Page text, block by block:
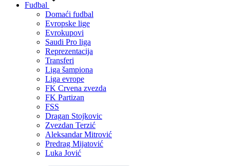
Fudbal
Domaći fudbal
Evropske lige
Evrokupovi
Saudi Pro liga
Reprezentacija
Transferi
Liga šampiona
Liga evrope
FK Crvena zvezda
FK Partizan
FSS
Dragan Stojkovic
Zvezdan Terzić
Aleksandar Mitrović
Predrag Mijatović
Luka Jović